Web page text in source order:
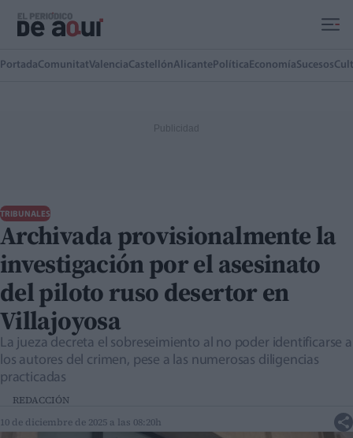
PortadaComunitatValenciaCastellónAlicante Política EconomíaSucesos
TRIBUNALES
Archivada provisionalmente la
investigación por el asesinato
del piloto ruso desertor en
Villajoyosa
La jueza decreta el sobreseimiento al no poder identificarse a
los autores del crimen, pese a las numerosas diligencias
practicadas
REDACCIÓN
10 de diciembre de 2025 a las 08:20h